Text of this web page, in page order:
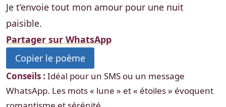
Je t’envoie tout mon amour pour une nuit
paisible.
Partager sur WhatsApp
Copier le poème
Conseils : Idéal pour un SMS ou un message
WhatsApp. Les mots « lune » et « étoiles » évoquent